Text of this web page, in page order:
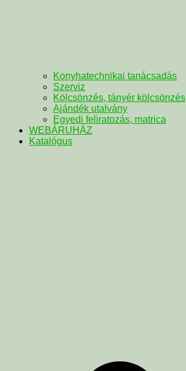
Konyhatechnikai tanácsadás
Szerviz
Kölcsönzés, tányér kölcsönzés
Ajándék utalvány
Egyedi feliratozás, matrica
WEBÁRUHÁZ
Katalógus